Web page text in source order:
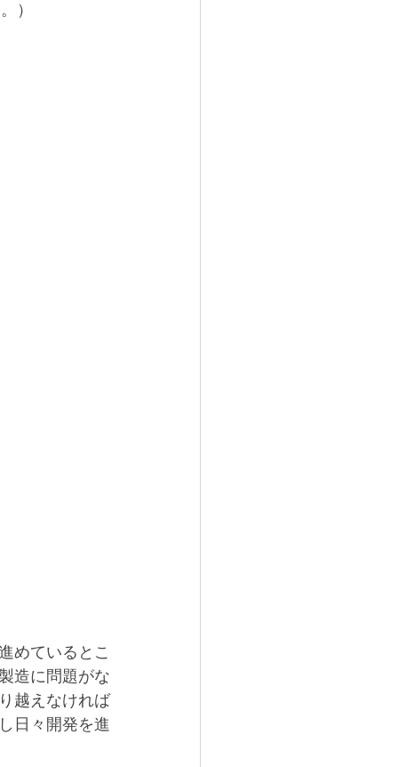
）
めているとこ
造に問題がな
越えなければ
日々開発を進